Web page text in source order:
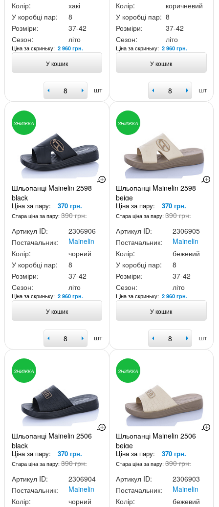
Колір:
хакі
У коробці пар:
8
Розміри:
37-42
Сезон:
літо
Ціна за скриньку: 2 960 грн.
У кошик
шт
Колір:
коричневий
У коробці пар: 8
Розміри:
37-42
Сезон:
літо
Ціна за скриньку:2 960 грн.
У кошик
шт
ЗНИЖКА
Шльопанці Mainelin 2598
black
Ціна за пару: 370 грн.
Стара ціна за пару:390 грн.
Артикул ID:
2306906
Постачальник:
Mainelin
Колір:
чорний
У коробці пар:
8
Розміри:
37-42
Сезон:
літо
Ціна за скриньку: 2 960 грн.
У кошик
шт
ЗНИЖКА
Шльопанці Mainelin 2598
beige
Ціна за пару: 370 грн.
Стара ціна за пару:390 грн.
Артикул ID:
2306905
Постачальник:
Mainelin
Колір:
бежевий
У коробці пар:
8
Розміри:
37-42
Сезон:
літо
Ціна за скриньку:2 960 грн.
У кошик
шт
ЗНИЖКА
Шльопанці Mainelin 2506
black
Ціна за пару: 370 грн.
Стара ціна за пару:390 грн.
Артикул ID:
2306904
Постачальник:
Mainelin
Колір:
чорний
ЗНИЖКА
Шльопанці Mainelin 2506
beige
Ціна за пару: 370 грн.
Стара ціна за пару:390 грн.
Артикул ID:
2306903
Постачальник:
Mainelin
Колір:
бежевий